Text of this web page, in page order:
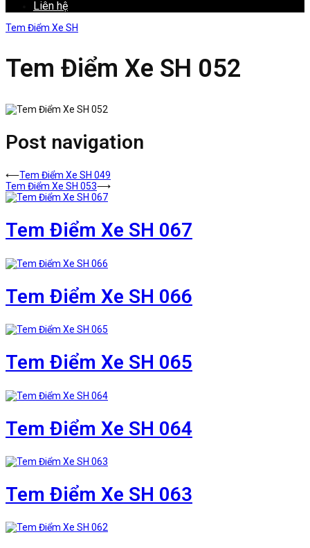
Liên hệ
Tem Điểm Xe SH
Tem Điểm Xe SH 052
Post navigation
⟵Tem Điểm Xe SH 049
Tem Điểm Xe SH 053⟶
Tem Điểm Xe SH 067
Tem Điểm Xe SH 066
Tem Điểm Xe SH 065
Tem Điểm Xe SH 064
Tem Điểm Xe SH 063